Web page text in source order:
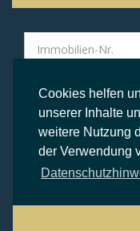
Cookies helfen
unserer Inhalte
weitere Nutzung
der Verwendung
©